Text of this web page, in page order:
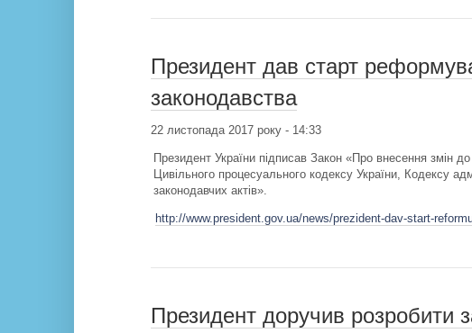
Президент дав старт
законодавства
22 листопада 2017 року - 14:33
Президент України підписав Закон «Про внесення змін
Цивільного процесуального кодексу України, Кодексу
законодавчих актів».
http://www.president.gov.ua/news/prezident-dav-start-
Президент доручив розробити